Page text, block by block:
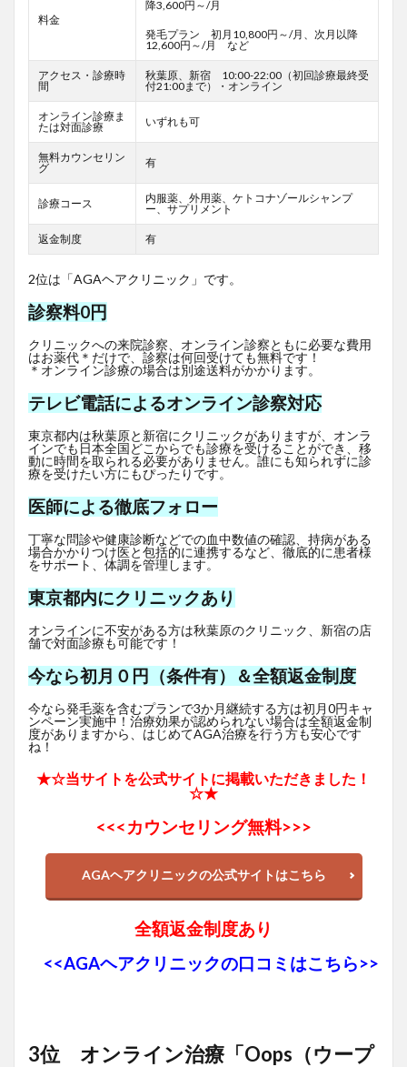
料金
降3,600円～/月
発毛プラン 初月10,800円～/月、次月以降
12,600円～/月 など
アクセス・診療時
間
秋葉原、新宿 10:00-22:00（初回診療最終受
付21:00まで）・オンライン
オンライン診療ま
たは対面診療
いずれも可
無料カウンセリン
グ
有
診療コース
内服薬、外用薬、ケトコナゾールシャンプ
ー、サプリメント
返金制度 有
2位は「AGAヘアクリニック」です。
診察料0円
クリニックへの来院診察、オンライン診察ともに必要な費用
はお薬代＊だけで、診察は何回受けても無料です！
＊オンライン診療の場合は別途送料がかかります。
テレビ電話によるオンライン診察対応
東京都内は秋葉原と新宿にクリニックがありますが、オンラ
インでも日本全国どこからでも診療を受けることができ、移
動に時間を取られる必要がありません。誰にも知られずに診
療を受けたい方にもぴったりです。
医師による徹底フォロー
丁寧な問診や健康診断などでの血中数値の確認、持病がある
場合かかりつけ医と包括的に連携するなど、徹底的に患者様
をサポート、体調を管理します。
東京都内にクリニックあり
オンラインに不安がある方は秋葉原のクリニック、新宿の店
舗で対面診療も可能です！
今なら初月０円（条件有）＆全額返金制度
今なら発毛薬を含むプランで3か月継続する方は初月0円キャ
ンペーン実施中！治療効果が認められない場合は全額返金制
度がありますから、はじめてAGA治療を行う方も安心です
ね！
★☆当サイトを公式サイトに掲載いただきました！
☆★
<<<カウンセリング無料>>>
AGAヘアクリニックの公式サイトはこちら
全額返金制度あり
<<AGAヘアクリニックの口コミはこちら>>
3位 オンライン治療「Oops（ウープ